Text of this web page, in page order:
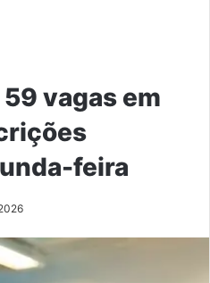
vagas em
feira